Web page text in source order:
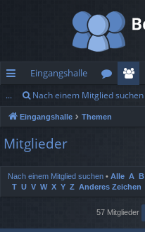
ch
ne
llz
rif
Eingangshalle
or
en
itg
... Nach einem Mitglied suchen
Eingangshalle Themen
Mitglieder
Nach einem Mitglied suchen • Alle A B
T U V W X Y Z Anderes Zeichen
57 Mitglieder